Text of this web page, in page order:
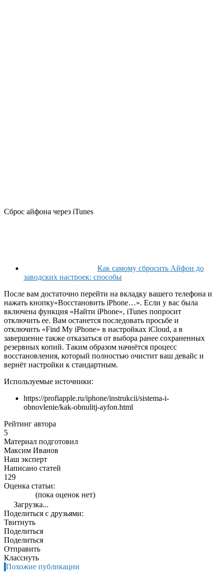
Сброс айфона через iTunes
Как самому сбросить Айфон до
заводских настроек: способы
После вам достаточно перейти на вкладку вашего телефона и
нажать кнопку«Восстановить iPhone…». Если у вас была
включена функция «Найти iPhone», iTunes попросит
отключить ее. Вам останется последовать просьбе и
отключить «Find My iPhone» в настройках iCloud, а в
завершение также отказаться от выбора ранее сохраненных
резервных копий. Таким образом начнётся процесс
восстановления, который полностью очистит ваш девайс и
вернёт настройки к стандартным.
Используемые источники:
https://profiapple.ru/iphone/instrukcii/sistema-i-
obnovlenie/kak-obnulitj-ayfon.html
Рейтинг автора
5
Материал подготовил
Максим Иванов
Наш эксперт
Написано статей
129
Оценка статьи:
(пока оценок нет)
Загрузка...
Поделиться с друзьями:
Твитнуть
Поделиться
Поделиться
Отправить
Класснуть
Похожие публикации